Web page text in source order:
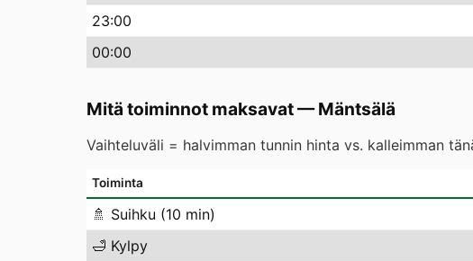
23:00
00:00
Mitä toiminnot maksavat—Mäntsälä
Vaihteluväli = halvimman tunnin hinta vs. kalleimman
Toiminta
🚿 Suihku (10 min)
🛁 Kylpy